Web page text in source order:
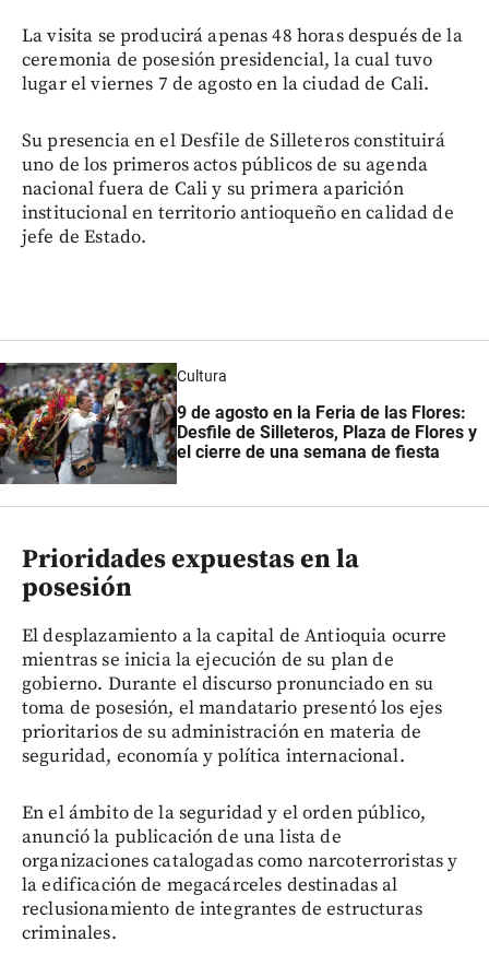
La visita se producirá apenas 48 horas después de la
ceremonia de posesión presidencial, la cual tuvo
lugar el viernes 7 de agosto en la ciudad de Cali.
Su presencia en el Desfile de Silleteros constituirá
uno de los primeros actos públicos de su agenda
nacional fuera de Cali y su primera aparición
institucional en territorio antioqueño en calidad de
jefe de Estado.
Cultura
9 de agosto en la Feria de las Flores:
Desfile de Silleteros, Plaza de Flores y
el cierre de una semana de fiesta
Prioridades expuestas en la
posesión
El desplazamiento a la capital de Antioquia ocurre
mientras se inicia la ejecución de su plan de
gobierno. Durante el discurso pronunciado en su
toma de posesión, el mandatario presentó los ejes
prioritarios de su administración en materia de
seguridad, economía y política internacional.
En el ámbito de la seguridad y el orden público,
anunció la publicación de una lista de
organizaciones catalogadas como narcoterroristas y
la edificación de megacárceles destinadas al
reclusionamiento de integrantes de estructuras
criminales.